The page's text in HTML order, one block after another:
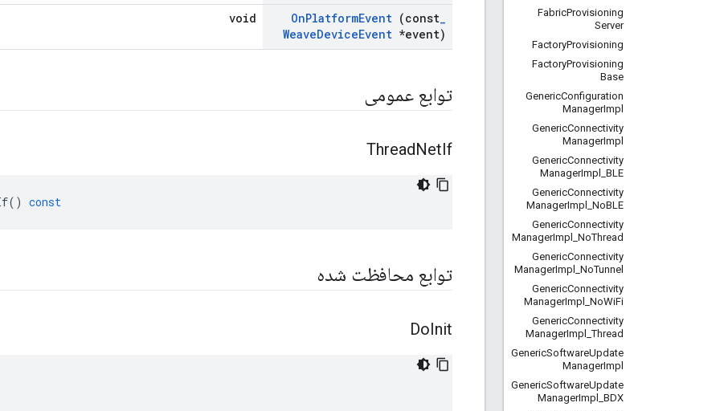
FabricProvisioning
Server
FactoryProvisioning
FactoryProvisioning
Base
GenericConfiguration
ManagerImpl
GenericConnectivity
ManagerImpl
GenericConnectivity
ManagerImpl
BLE
GenericConnectivity
ManagerImpl NoBLE
GenericConnectivity
ManagerImpl NoThread
GenericConnectivity
ManagerImpl NoTunnel
GenericConnectivity
ManagerImpl NoWiFi
GenericConnectivity
ManagerImpl _Thread
GenericSoftwareUpdate
ManagerImpl
GenericSoftwareUpdate
ManagerImpl
BDX
_
OnPlatformEvent (const
WeaveDeviceEvent *event)
void
توابع عمومی
ThreadNetIf
() const
توابع محافظت شده
DoInit